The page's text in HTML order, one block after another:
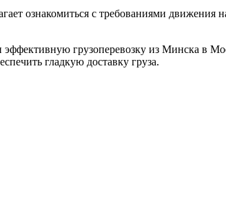
ознакомиться с требованиями движения
грузоперевозку из Минска в
гладкую доставку груза.